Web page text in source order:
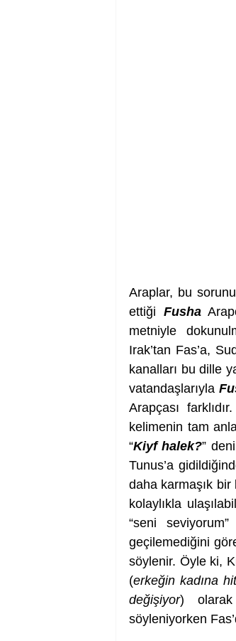
Araplar, bu
ettiği Fusha
metniyle
Irak’tan Fas’a,
kanalları bu dille
vatandaşlarıyla
Arapçası
kelimenin tam
“Kiyf halek?”
Tunus’a
daha karmaşık
kolaylıkla
“seni
geçilemediğini
söylenir. Öyle ki,
(erkeğin kadına
değişiyor) olarak
söyleniyorken